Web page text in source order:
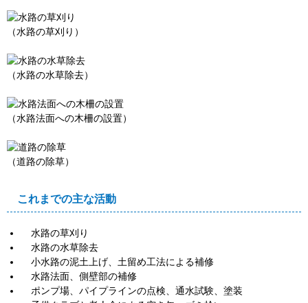
（水路の草刈り）
（水路の水草除去）
（水路法面への木柵の設置）
（道路の除草）
これまでの主な活動
水路の草刈り
水路の水草除去
小水路の泥土上げ、土留め工法による補修
水路法面、側壁部の補修
ポンプ場、パイプラインの点検、通水試験、塗装